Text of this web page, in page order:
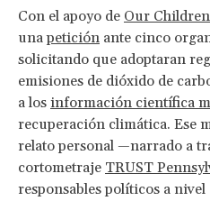
Con el apoyo de Our
unapetición ante cinco
solicitando que adoptaran
emisiones de dióxido de
a los información científica
recuperación climática. Ese
relato personal —narrado a
cortometraje TRUST
responsables políticos a